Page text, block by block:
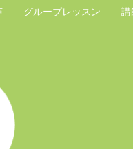
グループレッスン 講